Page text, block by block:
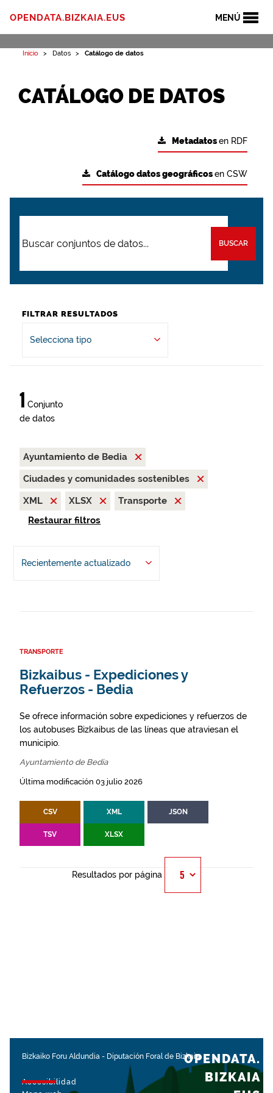
MENÚ
OPENDATA.BIZKAIA.EUS
Inicio Datos Catálogo de datos
CATÁLOGO DE DATOS
Metadatosen RDF
Catálogo datos geográficosen CSW
BUSCAR
FILTRAR RESULTADOS
Selecciona tipo
1 Conjunto
de datos
Ayuntamiento de Bedia
Ciudades y comunidades sostenibles
XML
XLSX
Transporte
Restaurar filtros
Recientemente actualizado
TRANSPORTE
Bizkaibus - Expediciones y
Refuerzos - Bedia
Se ofrece información sobre expediciones y refuerzos de
los autobuses Bizkaibus de las líneas que atraviesan el
municipio.
Ayuntamiento de Bedia
Última modificación 03 julio 2026
CSV XML JSON
TSV XLSX
Resultados por página
Bizkaiko Foru Aldundia - Diputación Foral de Bizkaia
Accesibilidad
OPENDATA.
BIZKAIA